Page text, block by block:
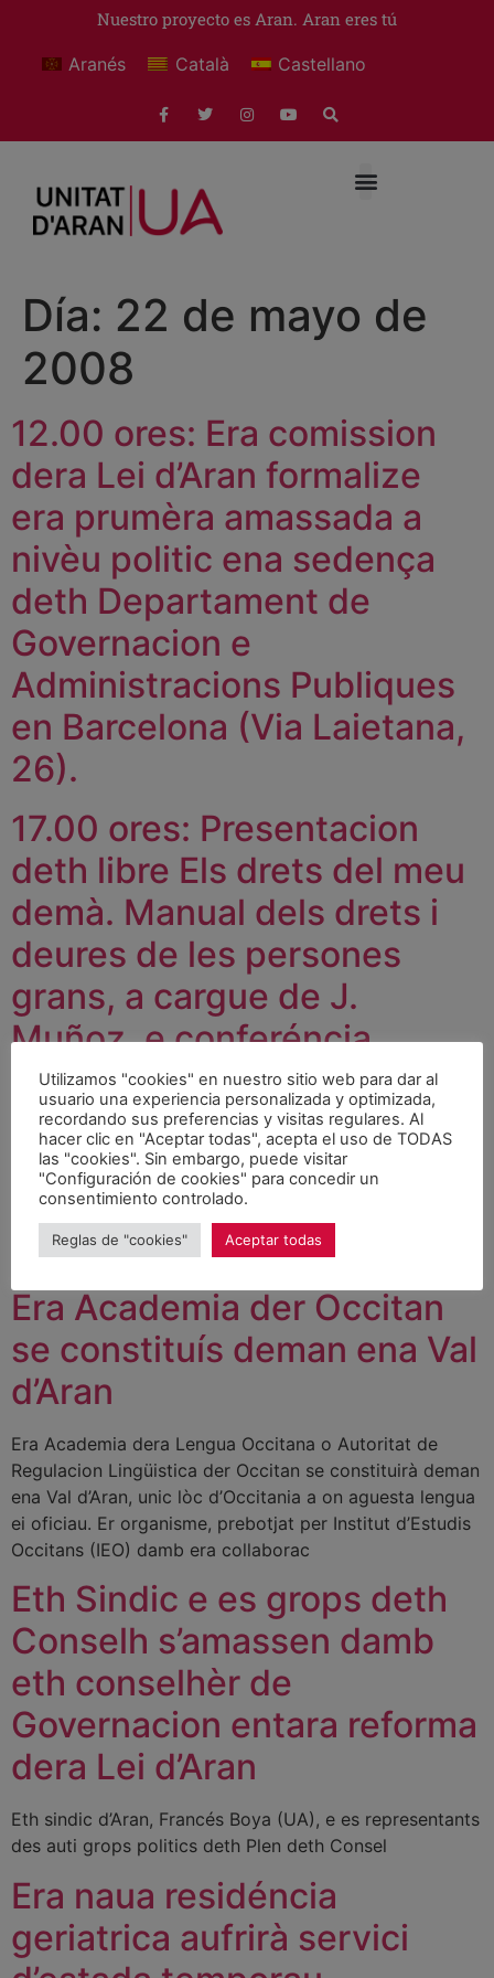
Nuestro proyecto es Aran. Aran eres tú
Aranés Català Castellano
Día: 22 de mayo de
2008
12.00 ores: Era comission
dera Lei d’Aran formalize
era prumèra amassada a
nivèu politic ena sedença
deth Departament de
Governacion e
Administracions Publiques
en Barcelona (Via Laietana,
26).
17.00 ores: Presentacion
deth libre Els drets del meu
demà. Manual dels drets i
deures de les persones
grans, a cargue de J.
Muñoz, e conferéncia
Decidir responsablement,
vetllar per l’autonomia, a
cargue de Francesc
Torralba, ena Sala d’Actes
deth Con
Era Academia der Occitan
se constituís deman ena Val
d’Aran
Era Academia dera Lengua Occitana o Autoritat de
Regulacion Lingüistica der Occitan se constituirà deman
ena Val d’Aran, unic lòc d’Occitania a on aguesta lengua
ei oficiau. Er organisme, prebotjat per Institut d’Estudis
Occitans (IEO) damb era collaborac
Eth Sindic e es grops deth
Conselh s’amassen damb
eth conselhèr de
Governacion entara reforma
dera Lei d’Aran
Eth sindic d’Aran, Francés Boya (UA), e es representants
des auti grops politics deth Plen deth Consel
Era naua residéncia
geriatrica aufrirà servici
Utilizamos "cookies" en nuestro sitio web para dar al
usuario una experiencia personalizada y optimizada,
recordando sus preferencias y visitas regulares. Al
hacer clic en "Aceptar todas", acepta el uso de TODAS
las "cookies". Sin embargo, puede visitar
"Configuración de cookies" para concedir un
consentimiento controlado.
Reglas de "cookies" Aceptar todas